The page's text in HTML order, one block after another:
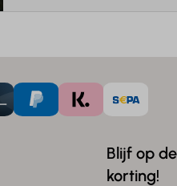
Blijf op
korting!